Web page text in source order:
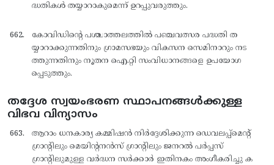
ദ്ധതികള്‍ തയ്യാറാകുമെന്ന് ഉറപ്പുവരുത്തും.
കോവിഡിന്റെ പശ്ചാത്തലത്തില്‍ പഞ്ചവത്സര പദ്ധതി ത
യ്യാറാക്കുന്നതിനും ഗ്രാമസഭയും വികസന സെമിനാറും നട
ത്തുന്നതിനും നൂതന ഐ.റ്റി സംവിധാനങ്ങളെ ഉപയോഗ
പ്പെടുത്തും.
തദ്ദേശ സ്വയംഭരണ സ്ഥാപനങ്ങള്‍ക്കുള്ള
വിഭവ വിന്യാസം
ആറാം ധനകാര്യ കമ്മിഷന്‍ നിര്‍ദ്ദേശിക്കുന്ന ഡെവലപ്പ്മെന്റ്
ഗ്രാന്റിലും മെയിന്റനന്‍സ് ഗ്രാന്റിലും ജനറല്‍ പര്‍പ്പസ്
ഗ്രാന്റിലുമുള്ള വര്‍ദ്ധന സര്‍ക്കാര്‍ ഇതിനകം അംഗീകരിച്ചു ക